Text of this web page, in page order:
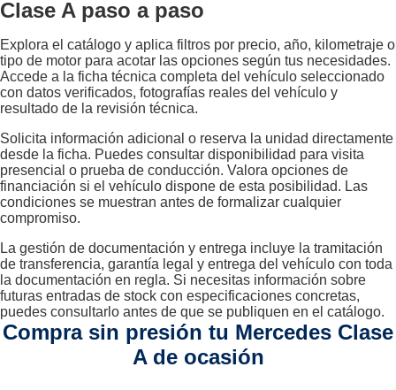
Clase A paso a paso
Explora el catálogo y aplica filtros por precio, año, kilometraje o
tipo de motor para acotar las opciones según tus necesidades.
Accede a la ficha técnica completa del vehículo seleccionado
con datos verificados, fotografías reales del vehículo y
resultado de la revisión técnica.
Solicita información adicional o reserva la unidad directamente
desde la ficha. Puedes consultar disponibilidad para visita
presencial o prueba de conducción. Valora opciones de
financiación si el vehículo dispone de esta posibilidad. Las
condiciones se muestran antes de formalizar cualquier
compromiso.
La gestión de documentación y entrega incluye la tramitación
de transferencia, garantía legal y entrega del vehículo con toda
la documentación en regla. Si necesitas información sobre
futuras entradas de stock con especificaciones concretas,
puedes consultarlo antes de que se publiquen en el catálogo.
Compra sin presión tu Mercedes Clase
A de ocasión